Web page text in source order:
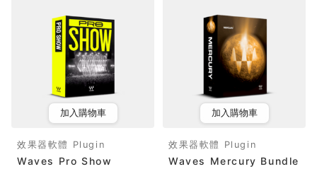
加入購物車
效果器軟體 Plugin
Waves Pro Show
加入購物車
效果器軟體 Plugin
Waves Mercury Bundle